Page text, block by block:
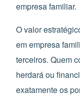
empresa familiar.
O valor
em empresa
terceiros. Quem
herdará ou
exatamente os